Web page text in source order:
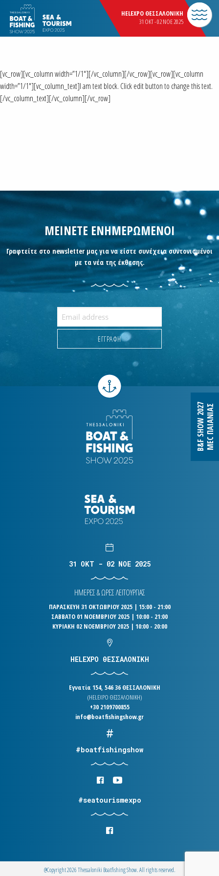
HELEXPO ΘΕΣΣΑΛΟΝΙΚΗ
31 OKT - 02 NOE 2025
[vc_row][vc_column width=”1/1″][/vc_column][/vc_row][vc_row][vc_column
width=”1/1″][vc_column_text]I am text block. Click edit button to change this text.
[/vc_column_text][/vc_column][/vc_row]
B&F SHOW 2027MEC ΠΑΙΑΝΙΑΣ
ΜΕΙΝΕΤΕ ΕΝΗΜΕΡΩΜΕΝΟΙ
Γραφτείτε στο newsletter μας για να είστε συνέχεια συντονισμένοι
με τα νέα της έκθεσης.
31 OKT - 02 NOE 2025
ΗΜΕΡΕΣ & ΩΡΕΣ ΛΕΙΤΟΥΡΓΙΑΣ
ΠΑΡΑΣΚΕΥΗ 31 ΟΚΤΩΒΡΙΟΥ 2025 | 15:00 - 21:00
ΣΑΒΒΑΤΟ 01 ΝΟΕΜΒΡΙΟΥ 2025 | 10:00 - 21:00
ΚΥΡΙΑΚΗ 02 ΝΟΕΜΒΡΙΟΥ 2025 | 10:00 - 20:00
HELEXPO ΘΕΣΣΑΛΟΝΙΚΗ
Εγνατία 154, 546 36 ΘΕΣΣΑΛΟΝΙΚΗ
(HELEXPO ΘΕΣΣΑΛΟΝΙΚΗ)
+30 2109700855
info@boatfishingshow.gr
#boatfishingshow
#seatourismexpo
@Copyright 2026 Thessaloniki Boatfishing Show. All rights reserved.